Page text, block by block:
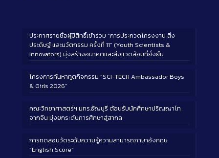
ประกาศรายชื่อผู้มีสิทธิ์เข้าร่วม “การประกวดโครงงาน สิ่ง
ประดิษฐ์ และนวัตกรรม ครั้งที่ 11” (Youth Scientists &
Innovators) มุ่งสร้างอนาคตและสิ่งแวดล้อมที่ยั่งยืน
โครงการค้นหาทูตกิจกรรม “SCI-TECH Ambassador Boys
& Girls 2026”
คณะวิทยาศาสตร์ฯ มทร.ธัญบุรี ต้อนรับนักศึกษาปริญญาโท
จากจีน มุ่งยกระดับการศึกษาสู่สากล
การทดสอบวัดระดับความรู้ความสามารถภาษาอังกฤษ
“English Score”